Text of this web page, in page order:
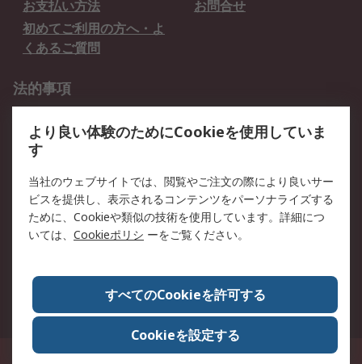
お支払い方法
お問合せ
初めてご利用の方へ・よ
くあるご質問
法的事項
クッキーポリシー
RSについて
会社概要
採用情報
プレスリリース＆お知ら
コーポレートサイト
全世界のRS
RSの歴史
ESGへの取り組み（英語）
認証について
〒240-0005 神奈川県横浜市保土ヶ谷区神戸町134番地 横浜ビジネスパーク ウ
より良い体験のためにCookieを使用していま
す
当社のウェブサイトでは、閲覧やご注文の際により良いサー
ビスを提供し、表示されるコンテンツをパーソナライズする
ために、Cookieや類似の技術を使用しています。詳細につ
いては、 Cookieポリシ ーをご覧ください。
すべてのCookieを許可する
Cookieを設定する